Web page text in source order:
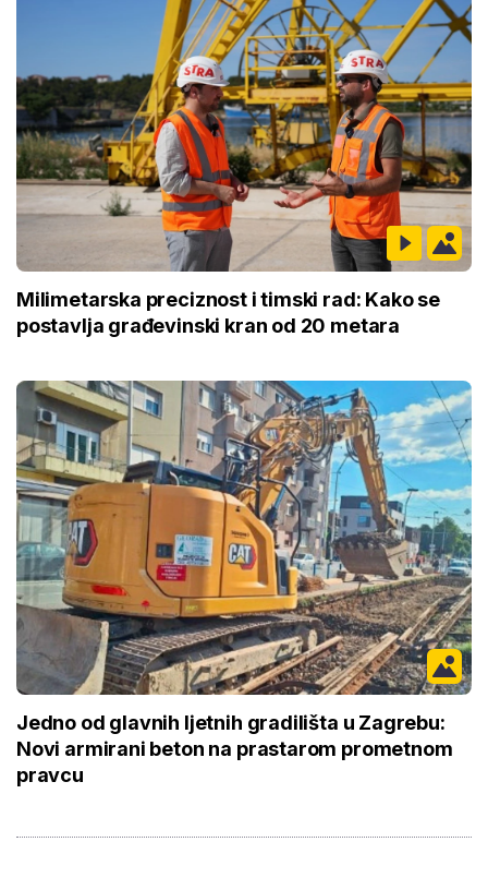
Milimetarska preciznost i timski rad: Kako se
postavlja građevinski kran od 20 metara
Jedno od glavnih ljetnih gradilišta u Zagrebu:
Novi armirani beton na prastarom prometnom
pravcu